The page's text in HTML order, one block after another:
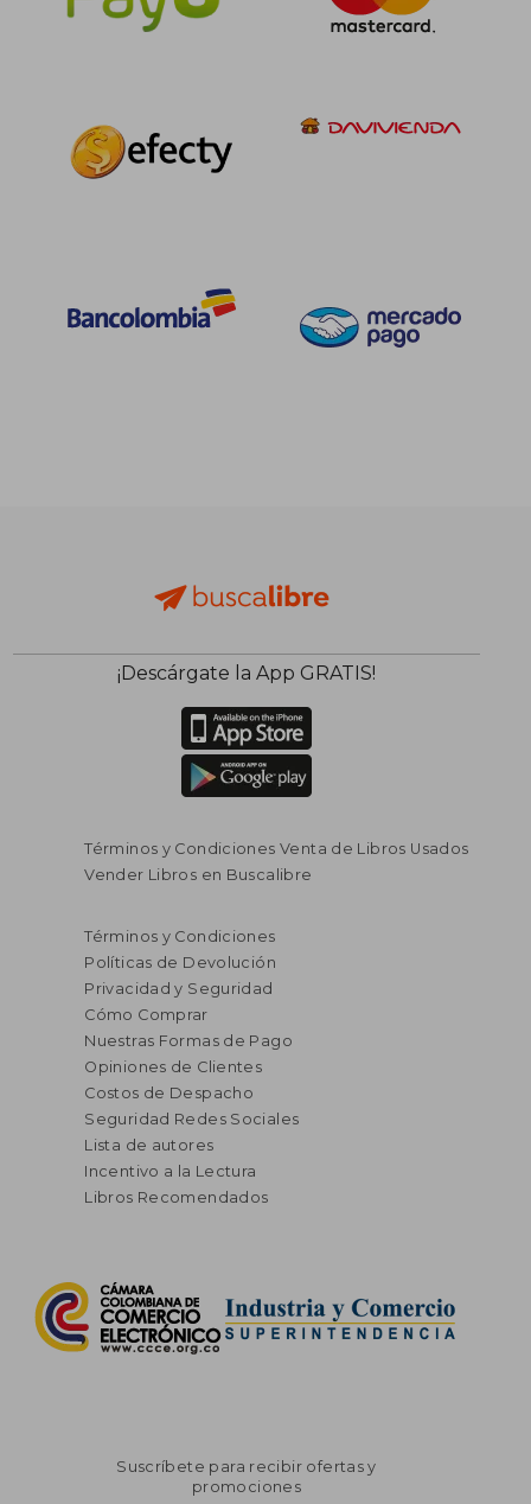
¡Descárgate la App GRATIS!
Términos y Condiciones Venta de Libros Usados
Vender Libros en Buscalibre
Términos y Condiciones
Políticas de Devolución
Privacidad y Seguridad
Cómo Comprar
Nuestras Formas de Pago
Opiniones de Clientes
Costos de Despacho
Seguridad Redes Sociales
Lista de autores
Incentivo a la Lectura
Libros Recomendados
Suscríbete para recibir ofertas y
promociones